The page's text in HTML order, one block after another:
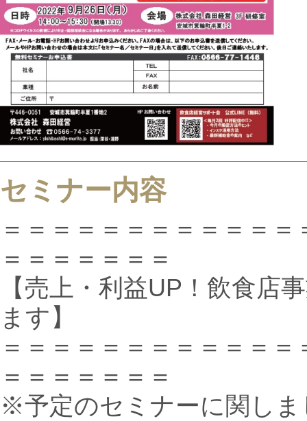
セミナー内容
＝＝＝＝＝＝＝＝＝＝＝
＝＝＝＝＝＝＝
【売上・利益UP！飲食店
ます】
＝＝＝＝＝＝＝＝＝＝＝
＝＝＝＝＝＝＝
※予定のセミナーに関し